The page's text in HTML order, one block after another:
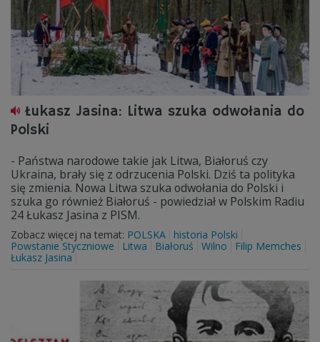
Łukasz Jasina: Litwa szuka odwołania do
Polski
- Państwa narodowe takie jak Litwa, Białoruś czy
Ukraina, brały się z odrzucenia Polski. Dziś ta polityka
się zmienia. Nowa Litwa szuka odwołania do Polski i
szuka go również Białoruś - powiedział w Polskim Radiu
24 Łukasz Jasina z PISM.
Zobacz więcej na temat: POLSKA
historia Polski
Powstanie Styczniowe
Litwa Białoruś Wilno
Filip Memches
Łukasz Jasina